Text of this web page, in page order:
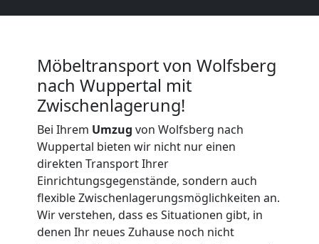
Möbeltransport von Wolfsberg
nach Wuppertal mit
Zwischenlagerung!
Bei Ihrem Umzug von Wolfsberg nach
Wuppertal bieten wir nicht nur einen
direkten Transport Ihrer
Einrichtungsgegenstände, sondern auch
flexible Zwischenlagerungsmöglichkeiten an.
Wir verstehen, dass es Situationen gibt, in
denen Ihr neues Zuhause noch nicht
National
Beiladung
International
Internationaler